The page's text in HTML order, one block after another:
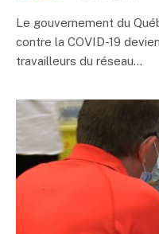
Le gouvernement du
contre la COVID-19
travailleurs du réseau…